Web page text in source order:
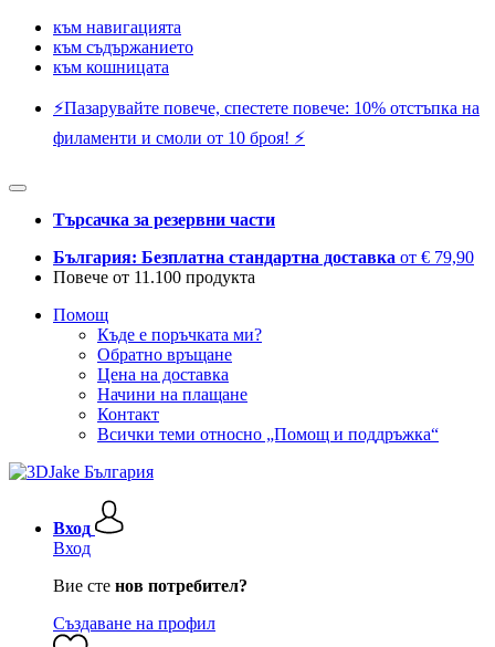
към навигацията
към съдържанието
към кошницата
⚡️Пазарувайте повече, спестете повече: 10% отстъпка на
филаменти и смоли от 10 броя! ⚡️
Търсачка за резервни части
България: Безплатна стандартна доставка от € 79,90
Повече от 11.100 продукта
Помощ
Къде е поръчката ми?
Обратно връщане
Цена на доставка
Начини на плащане
Контакт
Всички теми относно „Помощ и поддръжка“
Вход
Вход
Вие сте нов потребител?
Създаване на профил